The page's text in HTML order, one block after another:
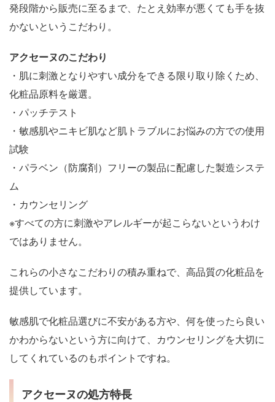
発段階から販売に至るまで、たとえ効率が悪くても手を抜
かないというこだわり。
アクセーヌのこだわり
・肌に刺激となりやすい成分をできる限り取り除くため、
化粧品原料を厳選。
・パッチテスト
・敏感肌やニキビ肌など肌トラブルにお悩みの方での使用
試験
・パラベン（防腐剤）フリーの製品に配慮した製造システ
ム
・カウンセリング
※すべての方に刺激やアレルギーが起こらないというわけ
ではありません。
これらの小さなこだわりの積み重ねで、高品質の化粧品を
提供しています。
敏感肌で化粧品選びに不安がある方や、何を使ったら良い
かわからないという方に向けて、カウンセリングを大切に
してくれているのもポイントですね。
アクセーヌの処方特長